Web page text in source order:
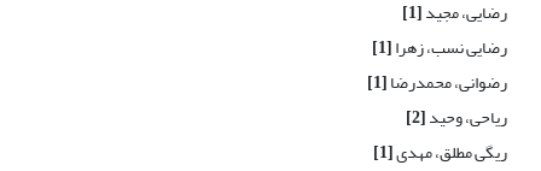
رضایی، مجید[1]
رضایی نسب، زهرا[1]
رضوانی، محمدرضا[1]
ریاحی، وحید[2]
ریگی مطلق، مهدی[1]